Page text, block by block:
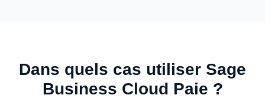
Dans quels cas utiliser Sage
Business Cloud Paie ?